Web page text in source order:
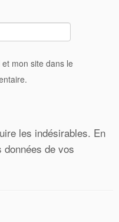
mon site dans le
les indésirables. En
de vos